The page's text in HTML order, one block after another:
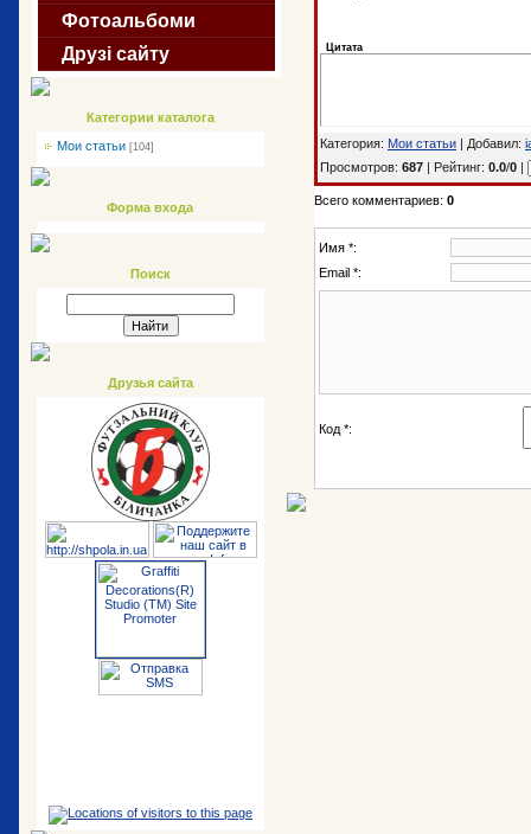
Фотоальбоми
Друзі сайту
Категории каталога
Мои статьи [104]
Форма входа
Поиск
Друзья сайта
Цитата
Категория: Мои статьи | Добавил:
Просмотров: 687 | Рейтинг: 0.0/0 |
Всего комментариев: 0
Имя *:
Email *:
Код *: